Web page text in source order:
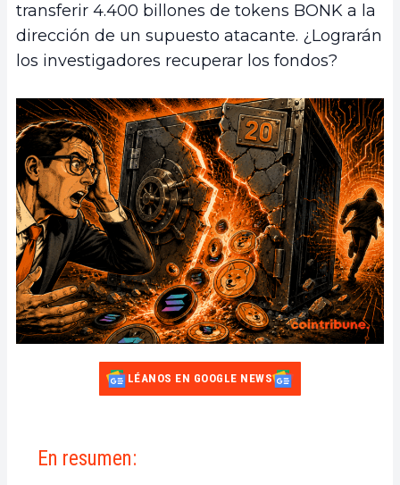
transferir 4.400 billones de tokens BONK a la
dirección de un supuesto atacante. ¿Lograrán
los investigadores recuperar los fondos?
LÉANOS EN GOOGLE NEWS
En resumen: